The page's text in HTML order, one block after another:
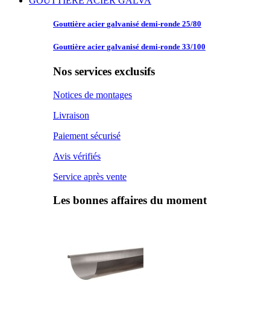
Gouttière acier galvanisé demi-ronde 25/80
Gouttière acier galvanisé demi-ronde 33/100
Nos services exclusifs
Notices de montages
Livraison
Paiement sécurisé
Avis vérifiés
Service après vente
Les bonnes affaires du moment